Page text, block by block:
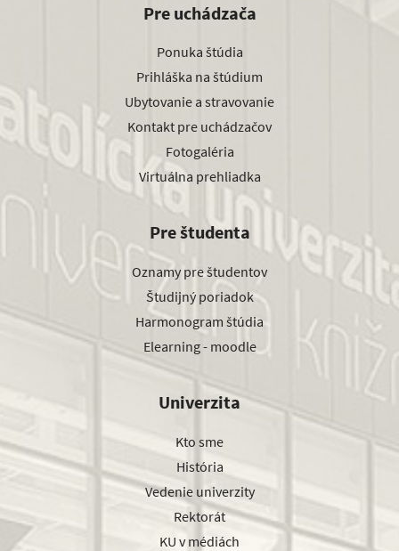
Pre uchádzača
Ponuka štúdia
Prihláška na štúdium
Ubytovanie a stravovanie
Kontakt pre uchádzačov
Fotogaléria
Virtuálna prehliadka
Pre študenta
Oznamy pre študentov
Študijný poriadok
Harmonogram štúdia
Elearning - moodle
Univerzita
Kto sme
História
Vedenie univerzity
Rektorát
KU v médiách